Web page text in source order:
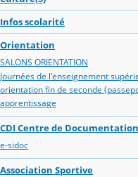
Infos scolarité
Orientation
SALONS ORIENTATION
Journées de l'enseignement
orientation fin de seconde
apprentissage
CDI Centre de
e-sidoc
Association Sportive